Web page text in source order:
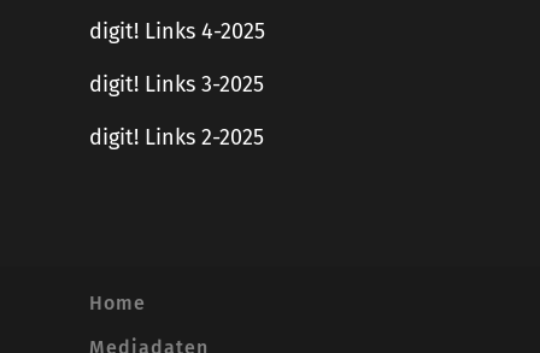
digit! Links 4-2025
digit! Links 3-2025
digit! Links 2-2025
Home
Mediadaten